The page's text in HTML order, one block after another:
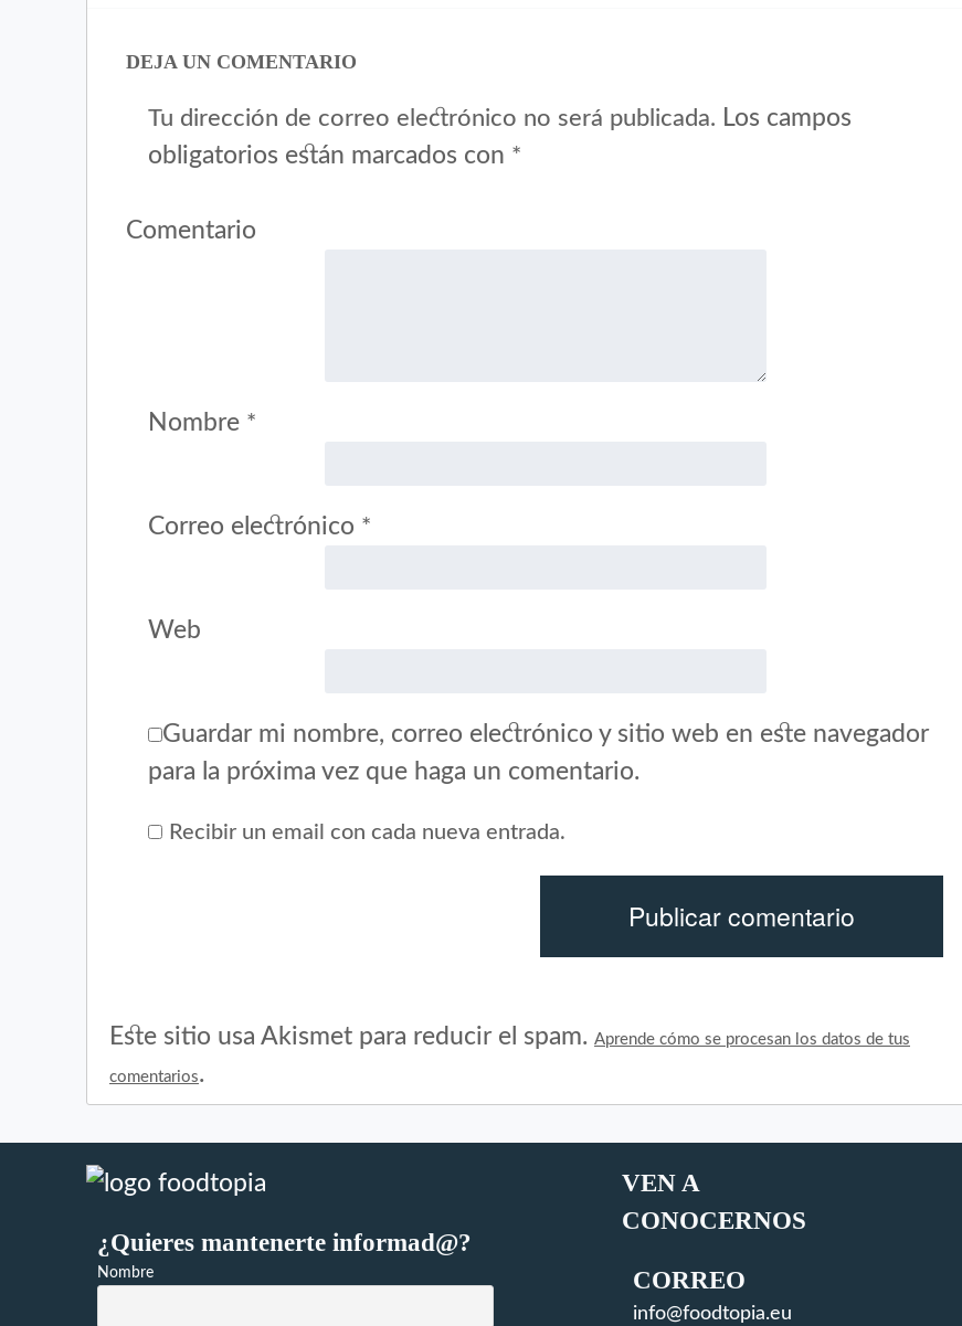
DEJA UN COMENTARIO
Tu dirección de correo electrónico no será publicada. Los campos
obligatorios están marcados con *
Comentario
Nombre *
Correo electrónico *
Web
Guardar mi nombre, correo electrónico y sitio web en este navegador
para la próxima vez que haga un comentario.
Recibir un email con cada nueva entrada.
Este sitio usa Akismet para reducir el spam. Aprende cómo se procesan los datos de tus
comentarios.
¿Quieres mantenerte informad@?
Nombre
VEN A
CONOCERNOS
CORREO
info@foodtopia.eu